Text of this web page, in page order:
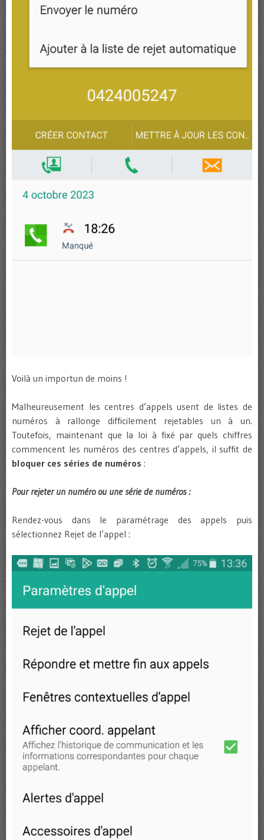
Voilà un importun de moins !
Malheureusement les centres d’appels usent de listes de
numéros à rallonge difficilement rejetables un à un.
Toutefois, maintenant que la loi à fixé par quels chiffres
commencent les numéros des centres d’appels, il suffit de
bloquer ces séries de numéros :
Pour rejeter un numéro ou une série de numéros :
Rendez-vous dans le paramétrage des appels puis
sélectionnez Rejet de l’appel :